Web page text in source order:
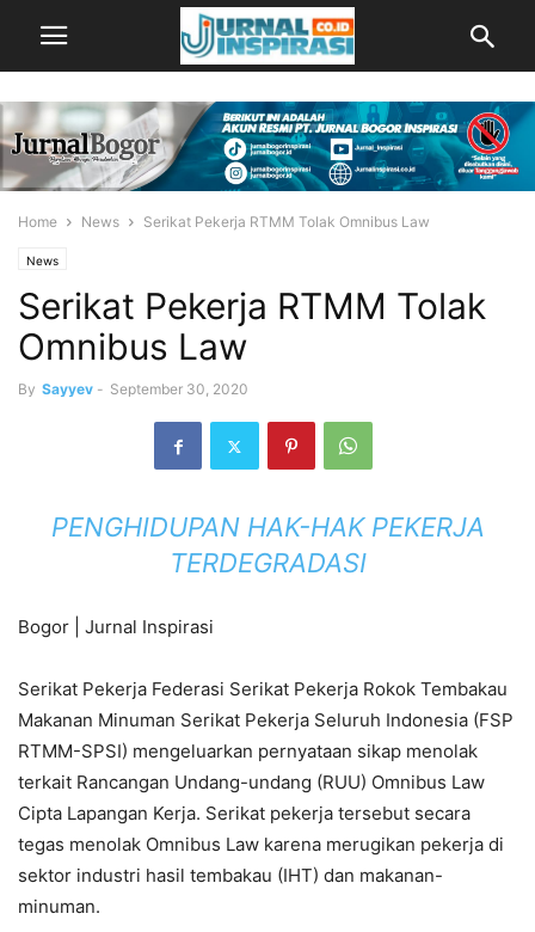
Home News Serikat Pekerja RTMM Tolak Omnibus Law
News
Serikat Pekerja RTMM Tolak
Omnibus Law
By Sayyev - September 30, 2020
PENGHIDUPAN HAK-HAK PEKERJA
TERDEGRADASI
Bogor | Jurnal Inspirasi
Serikat Pekerja Federasi Serikat Pekerja Rokok Tembakau
Makanan Minuman Serikat Pekerja Seluruh Indonesia (FSP
RTMM-SPSI) mengeluarkan pernyataan sikap menolak
terkait Rancangan Undang-undang (RUU) Omnibus Law
Cipta Lapangan Kerja. Serikat pekerja tersebut secara
tegas menolak Omnibus Law karena merugikan pekerja di
sektor industri hasil tembakau (IHT) dan makanan-
minuman.